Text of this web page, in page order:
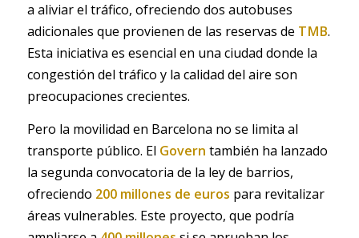
a aliviar el tráfico, ofreciendo dos autobuses
adicionales que provienen de las reservas de TMB.
Esta iniciativa es esencial en una ciudad donde la
congestión del tráfico y la calidad del aire son
preocupaciones crecientes.
Pero la movilidad en Barcelona no se limita al
transporte público. El Govern también ha lanzado
la segunda convocatoria de la ley de barrios,
ofreciendo 200 millones de euros para revitalizar
áreas vulnerables. Este proyecto, que podría